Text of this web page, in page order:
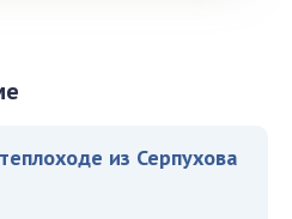
из Серпухова